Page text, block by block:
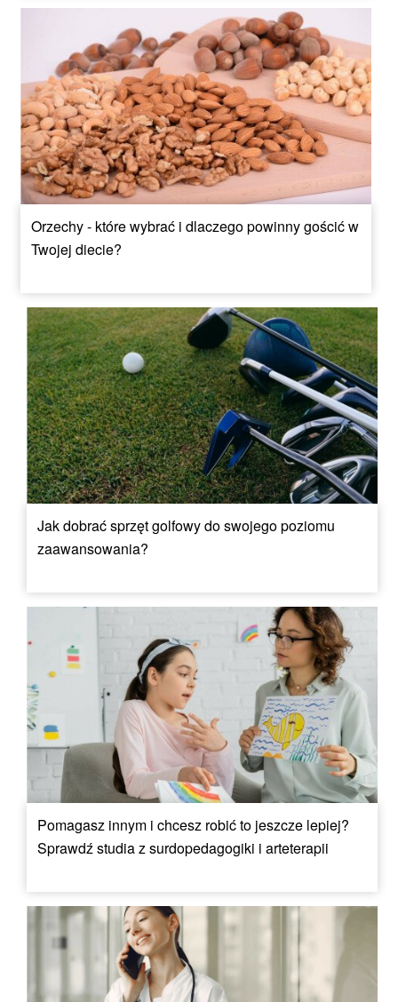
Orzechy - które wybrać i dlaczego powinny gościć w
Twojej diecie?
Jak dobrać sprzęt golfowy do swojego poziomu
zaawansowania?
Pomagasz innym i chcesz robić to jeszcze lepiej?
Sprawdź studia z surdopedagogiki i arteterapii